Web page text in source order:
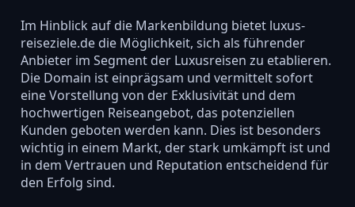
Im Hinblick auf die Markenbildung bietet luxus-
reiseziele.de die Möglichkeit, sich als führender
Anbieter im Segment der Luxusreisen zu etablieren.
Die Domain ist einprägsam und vermittelt sofort
eine Vorstellung von der Exklusivität und dem
hochwertigen Reiseangebot, das potenziellen
Kunden geboten werden kann. Dies ist besonders
wichtig in einem Markt, der stark umkämpft ist und
in dem Vertrauen und Reputation entscheidend für
den Erfolg sind.